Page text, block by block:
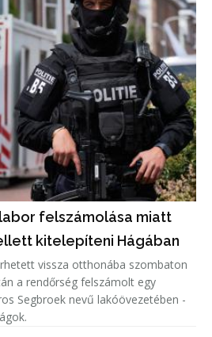
felszámolása miatt
kitelepíteni Hágában
vissza otthonába szombaton
a rendőrség felszámolt egy
Segbroek nevű lakóövezetében -